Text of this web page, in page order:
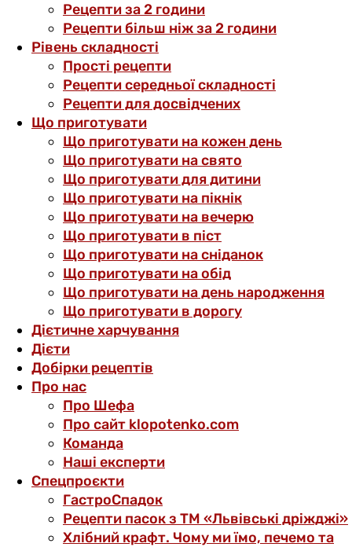
Рецепти за 2 години
Рецепти більш ніж за 2 години
Рівень складності
Прості рецепти
Рецепти середньої складності
Рецепти для досвідчених
Що приготувати
Що приготувати на кожен день
Що приготувати на свято
Що приготувати для дитини
Що приготувати на пікнік
Що приготувати на вечерю
Що приготувати в піст
Що приготувати на сніданок
Що приготувати на обід
Що приготувати на день народження
Що приготувати в дорогу
Дієтичне харчування
Дієти
Добірки рецептів
Про нас
Про Шефа
Про сайт klopotenko.com
Команда
Наші експерти
Спецпроєкти
ГастроСпадок
Рецепти пасок з ТМ «Львівські дріжджі»
Хлібний крафт. Чому ми їмо, печемо та